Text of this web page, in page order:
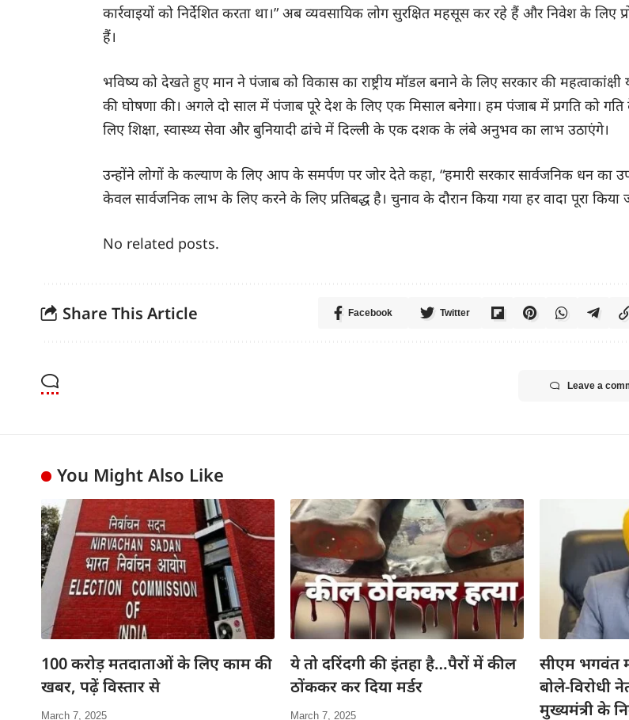
कार्रवाइयों को निर्देशित करता था।” अब व्यवसायिक लोग सुरक्षित महसूस कर रहे हैं और निवेश के लिए
हैं।
भविष्य को देखते हुए मान ने पंजाब को विकास का राष्ट्रीय मॉडल बनाने के लिए सरकार की
की घोषणा की। अगले दो साल में पंजाब पूरे देश के लिए एक मिसाल बनेगा। हम पंजाब में प्रगति को
लिए शिक्षा, स्वास्थ्य सेवा और बुनियादी ढांचे में दिल्ली के एक दशक के लंबे अनुभव का लाभ उठाएंगे।
उन्होंने लोगों के कल्याण के लिए आप के समर्पण पर जोर देते कहा, “हमारी सरकार सार्वजनिक धन का
केवल सार्वजनिक लाभ के लिए करने के लिए प्रतिबद्ध है। चुनाव के दौरान किया गया हर वादा पूरा किया
No related posts.
Share This Article Facebook Twitter
Leave a
You Might Also Like
100 करोड़ मतदाताओं के लिए काम की
खबर, पढ़ें विस्तार से
March 7, 2025
ये तो दरिंदगी की इंतहा है…पैरों में कील
ठोंककर कर दिया मर्डर
March 7, 2025
सीएम भगवंत
बोले-विरोधी
मुख्यमंत्री के